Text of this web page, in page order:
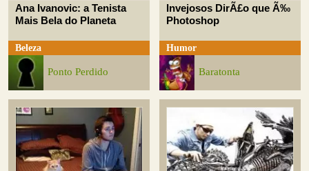
Ana Ivanovic: a Tenista
Mais Bela do Planeta
Beleza
Ponto Perdido
Invejosos DirÃ£o que Ã‰
Photoshop
Humor
Baratonta